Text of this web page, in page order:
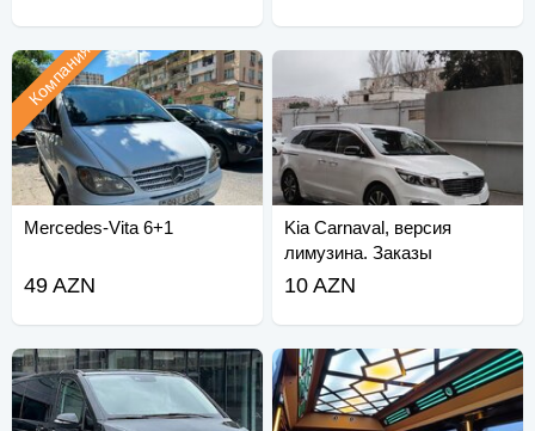
Mercedes-Vita 6+1
Компания
49 AZN
Kia Carnaval, версия
лимузина. Заказы
принимаются.
10 AZN